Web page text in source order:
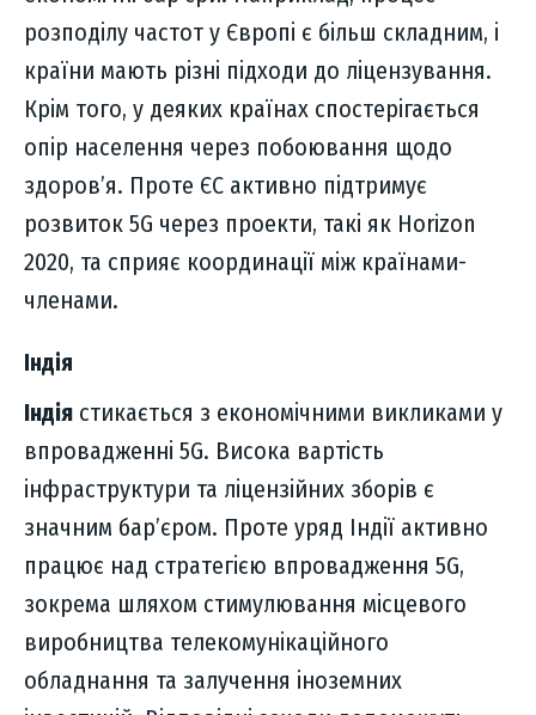
розподілу частот у Європі є більш складним, і
країни мають різні підходи до ліцензування.
Крім того, у деяких країнах спостерігається
опір населення через побоювання щодо
здоров’я. Проте ЄС активно підтримує
розвиток 5G через проекти, такі як Horizon
2020, та сприяє координації між країнами-
членами.
Індія
Індія стикається з економічними викликами у
впровадженні 5G. Висока вартість
інфраструктури та ліцензійних зборів є
значним бар’єром. Проте уряд Індії активно
працює над стратегією впровадження 5G,
зокрема шляхом стимулювання місцевого
виробництва телекомунікаційного
обладнання та залучення іноземних